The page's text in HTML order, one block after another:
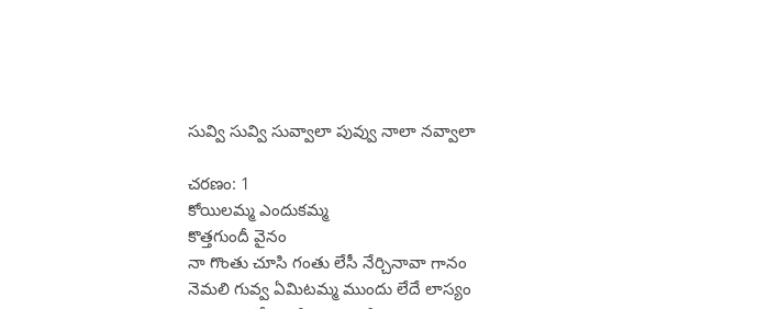
సువ్వి సువ్వి సువ్వాలా పువ్వు నాలా నవ్వాలా
చరణం: 1
కోయిలమ్మ ఎందుకమ్మ
కొత్తగుందీ వైనం
నా గొంతు చూసి గంతు లేసీ నేర్చినావా గానం
నెమలి గువ్వ ఏమిటమ్మ ముందు లేదే లాస్యం